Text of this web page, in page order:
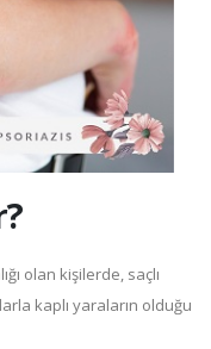
olan kişilerde, saçlı
kaplı yaraların olduğu